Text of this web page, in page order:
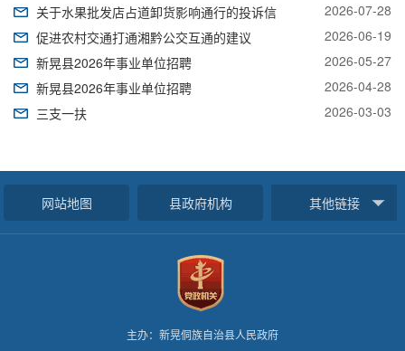
关于水果批发店占道卸货影响通行的投诉信
2026-07-28
促进农村交通打通湘黔公交互通的建议
2026-06-19
新晃县2026年事业单位招聘
2026-05-27
新晃县2026年事业单位招聘
2026-04-28
三支一扶
2026-03-03
网站地图 县政府机构 其他链接
主办：新晃侗族自治县人民政府